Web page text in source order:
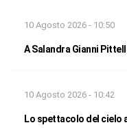
10 Agosto 2026 - 10:50
A Salandra Gianni
10 Agosto 2026 - 10:42
Lo spettacolo del cielo